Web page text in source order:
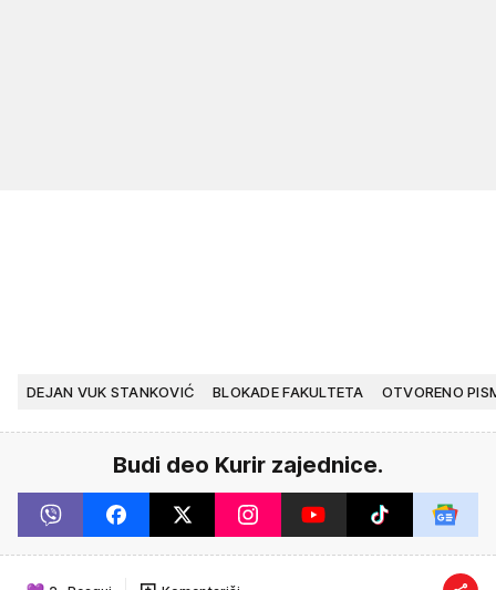
DEJAN VUK STANKOVIĆ BLOKADE FAKULTETA OTVORENO
Budi deo Kurir zajednice.